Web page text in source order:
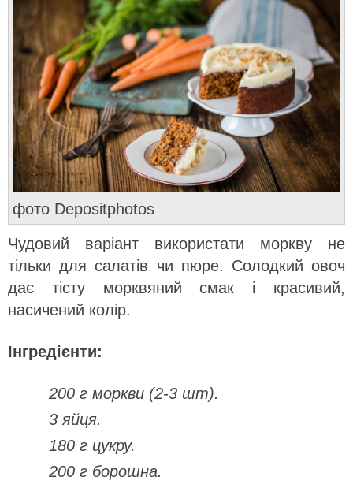
фото Depositphotos
Чудовий варіант використати моркву не
тільки для салатів чи пюре. Солодкий овоч
дає тісту морквяний смак і красивий,
насичений колір.
Інгредієнти:
200 г моркви (2-3 шт).
3 яйця.
180 г цукру.
200 г борошна.